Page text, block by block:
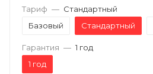
Тариф — Стандартный
Базовый
Стандартный
Гарантия — 1 год
1 год